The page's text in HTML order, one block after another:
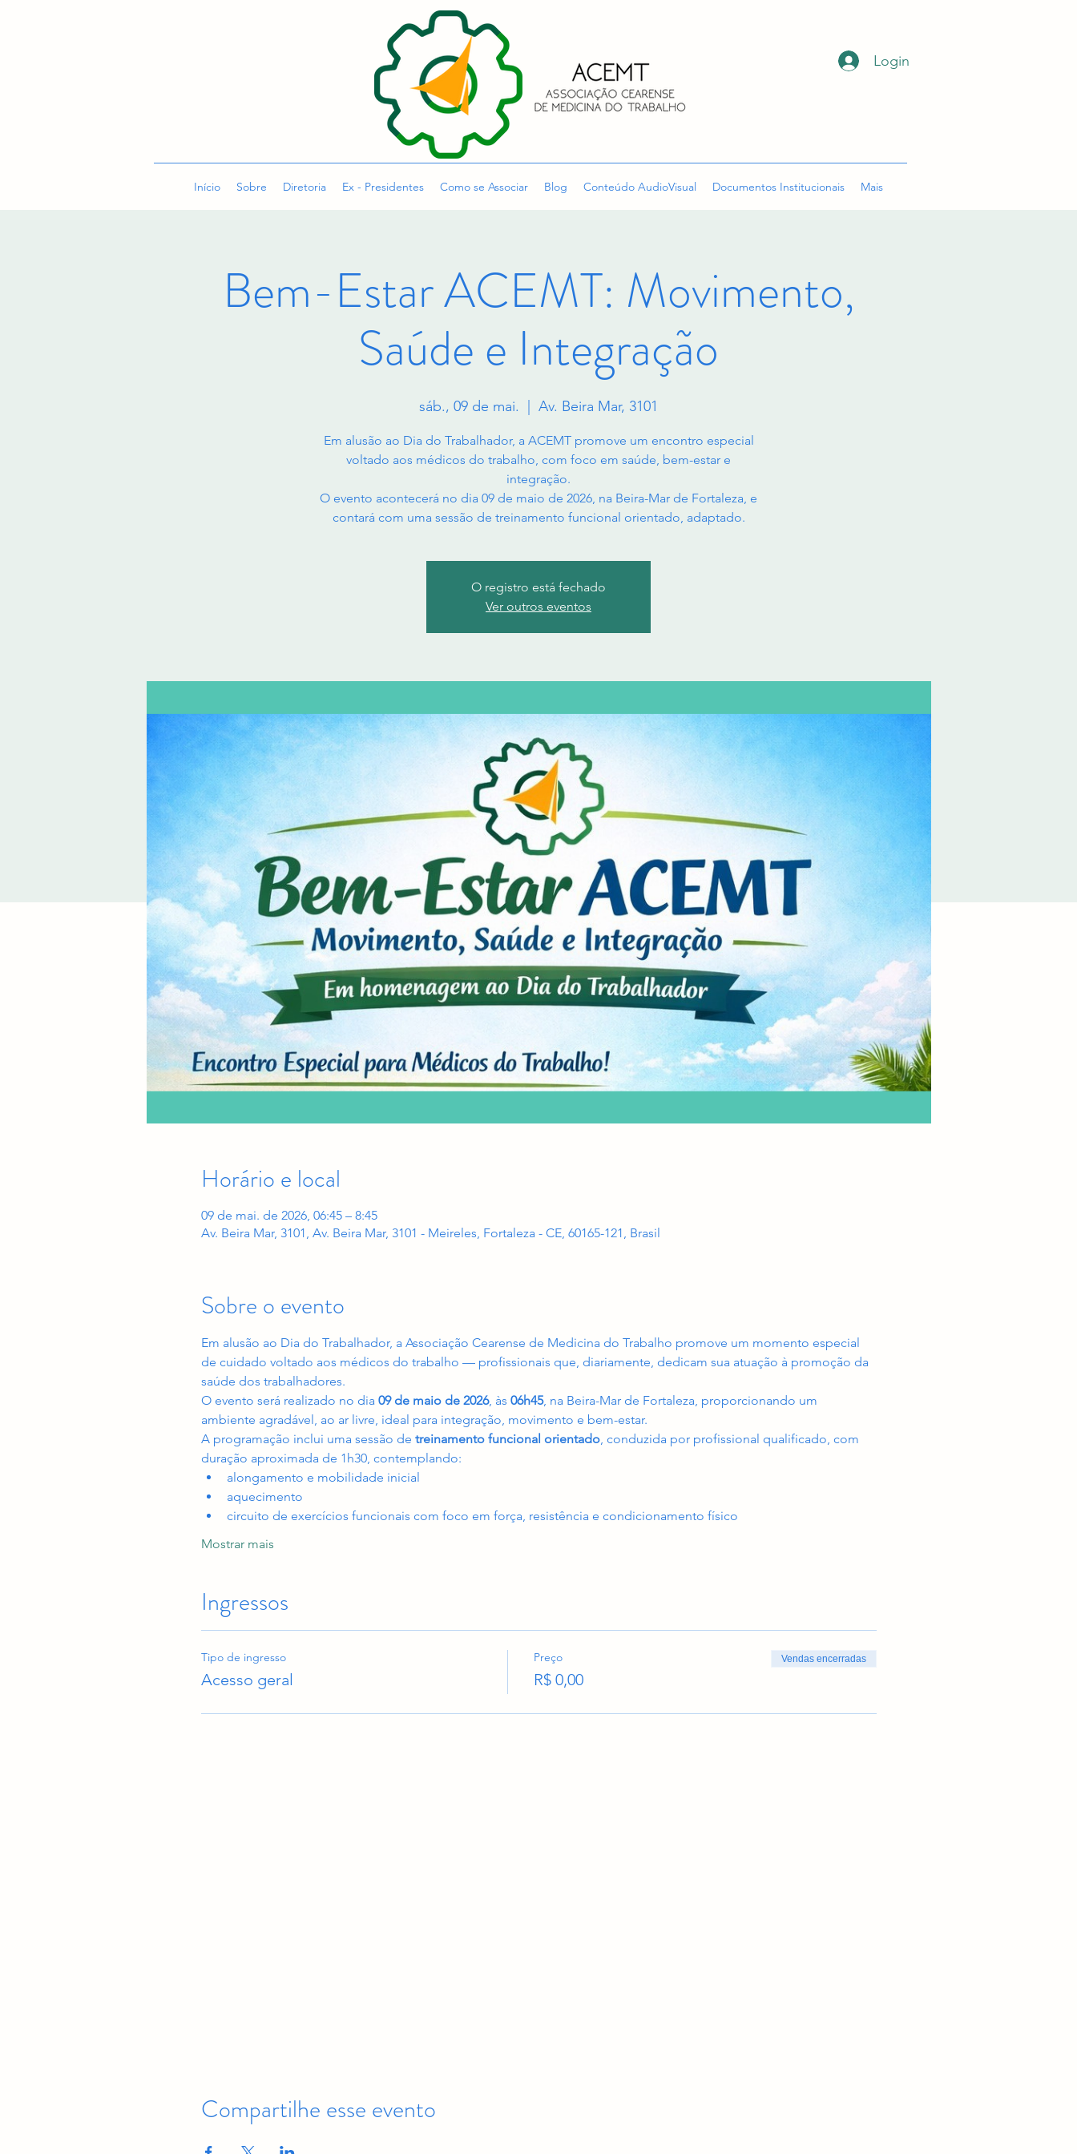
Login
Início Sobre Diretoria Ex - Presidentes Como se Associar Blog Conteúdo AudioVisual Documentos Institucionais Mais
Bem-Estar ACEMT: Movimento,
Saúde e Integração
sáb., 09 de mai. Av. Beira Mar, 3101
Em alusão ao Dia do Trabalhador, a ACEMT promove um encontro especial
voltado aos médicos do trabalho, com foco em saúde, bem-estar e
integração.
O evento acontecerá no dia 09 de maio de 2026, na Beira-Mar de Fortaleza, e
contará com uma sessão de treinamento funcional orientado, adaptado.
O registro está fechado
Ver outros eventos
Horário e local
09 de mai. de 2026, 06:45 – 8:45
Av. Beira Mar, 3101, Av. Beira Mar, 3101 - Meireles, Fortaleza - CE, 60165-121, Brasil
Sobre o evento
Em alusão ao Dia do Trabalhador, a Associação Cearense de Medicina do Trabalho promove um momento especial
de cuidado voltado aos médicos do trabalho — profissionais que, diariamente, dedicam sua atuação à promoção da
saúde dos trabalhadores.
O evento será realizado no dia 09 de maio de 2026, às 06h45, na Beira-Mar de Fortaleza, proporcionando um
ambiente agradável, ao ar livre, ideal para integração, movimento e bem-estar.
A programação inclui uma sessão de treinamento funcional orientado, conduzida por profissional qualificado, com
duração aproximada de 1h30, contemplando:
alongamento e mobilidade inicial
aquecimento
circuito de exercícios funcionais com foco em força, resistência e condicionamento físico
Mostrar mais
Ingressos
Tipo de ingresso
Acesso geral
Preço
R$ 0,00
Vendas encerradas
Compartilhe esse evento